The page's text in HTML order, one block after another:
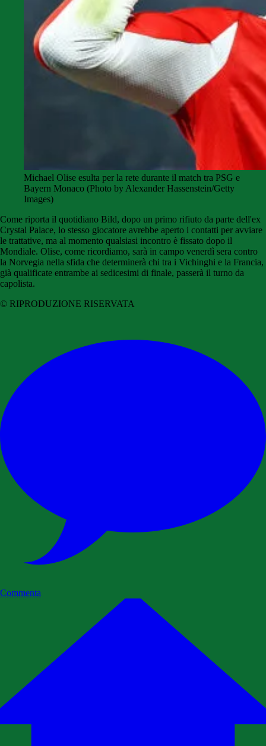
Michael Olise esulta per la rete durante il match tra PSG e
Bayern Monaco (Photo by Alexander Hassenstein/Getty
Images)
Come riporta il quotidiano Bild, dopo un primo rifiuto da parte dell'ex
Crystal Palace, lo stesso giocatore avrebbe aperto i contatti per avviare
le trattative, ma al momento qualsiasi incontro è fissato dopo il
Mondiale. Olise, come ricordiamo, sarà in campo venerdì sera contro
la Norvegia nella sfida che determinerà chi tra i Vichinghi e la Francia,
già qualificate entrambe ai sedicesimi di finale, passerà il turno da
capolista.
© RIPRODUZIONE RISERVATA
Commenta